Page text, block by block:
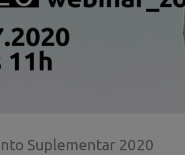
Suplementar 2020